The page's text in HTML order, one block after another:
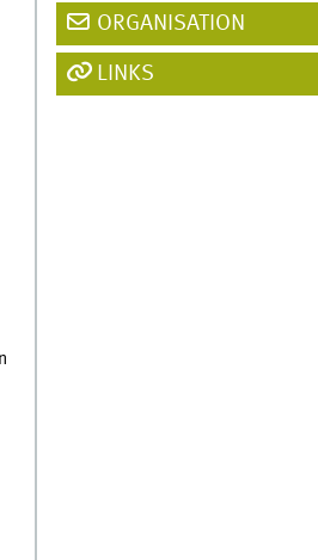
ORGANISATION
LINKS